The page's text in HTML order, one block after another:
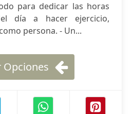
para dedicar las horas
día a hacer ejercicio,
persona. - Un...
Opciones